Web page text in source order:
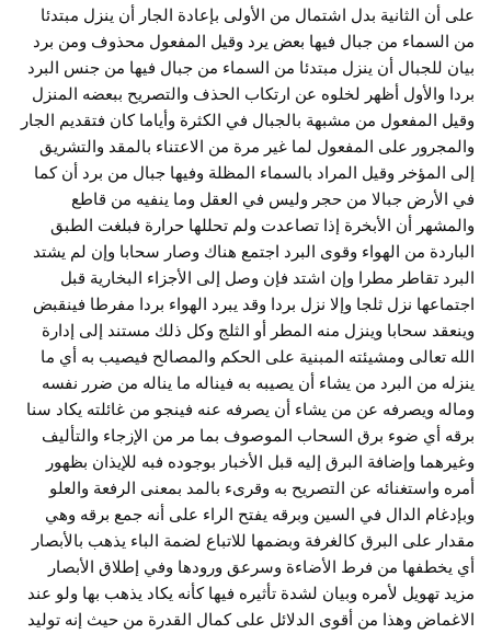
على أن الثانية بدل اشتمال من الأولى بإعادة الجار أن ينزل مبتدئا
من السماء من جبال فيها بعض يرد وقيل المفعول محذوف ومن برد
بيان للجبال أن ينزل مبتدئا من السماء من جبال فيها من جنس البرد
بردا والأول أظهر لخلوه عن ارتكاب الحذف والتصريح ببعضه المنزل
وقيل المفعول من مشبهة بالجبال في الكثرة وأياما كان فتقديم الجار
والمجرور على المفعول لما غير مرة من الاعتناء بالمقد والتشريق
إلى المؤخر وقيل المراد بالسماء المظلة وفيها جبال من برد أن كما
في الأرض جبالا من حجر وليس في العقل وما ينفيه من قاطع
والمشهر أن الأبخرة إذا تصاعدت ولم تحللها حرارة فبلغت الطبق
الباردة من الهواء وقوى البرد اجتمع هناك وصار سحابا وإن لم يشتد
البرد تقاطر مطرا وإن اشتد فإن وصل إلى الأجزاء البخارية قبل
اجتماعها نزل ثلجا وإلا نزل بردا وقد يبرد الهواء بردا مفرطا فينقبض
وينعقد سحابا وينزل منه المطر أو الثلج وكل ذلك مستند إلى إدارة
الله تعالى ومشيئته المبنية على الحكم والمصالح فيصيب به أي ما
ينزله من البرد من يشاء أن يصيبه به فيناله ما يناله من ضرر نفسه
وماله ويصرفه عن من يشاء أن يصرفه عنه فينجو من غائلته يكاد سنا
برقه أي ضوء برق السحاب الموصوف بما مر من الإزجاء والتأليف
وغيرهما وإضافة البرق إليه قبل الأخبار بوجوده فبه للإيذان بظهور
أمره واستغنائه عن التصريح به وقرىء بالمد بمعنى الرفعة والعلو
وبإدغام الدال في السين وبرقه يفتح الراء على أنه جمع برقه وهي
مقدار على البرق كالغرفة وبضمها للاتباع لضمة الباء يذهب بالأبصار
أي يخطفها من فرط الأضاءة وسرعق ورودها وفي إطلاق الأبصار
مزيد تهويل لأمره وبيان لشدة تأثيره فيها كأنه يكاد يذهب بها ولو عند
الاغماض وهذا من أقوى الدلائل على كمال القدرة من حيث إنه توليد